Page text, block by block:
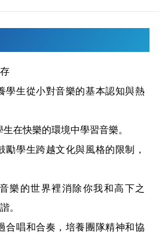
學生從小對音樂的基本認知與熱
在快樂的環境中學習音樂。
勵學生跨越文化與風格的限制，
樂的世界裡消除你我和高下之
。
合唱和合奏，培養團隊精神和協